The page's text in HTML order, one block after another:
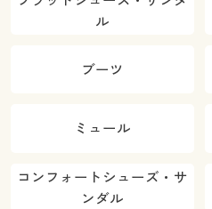
ル
ブーツ
ミュール
コンフォートシューズ・サ
ンダル